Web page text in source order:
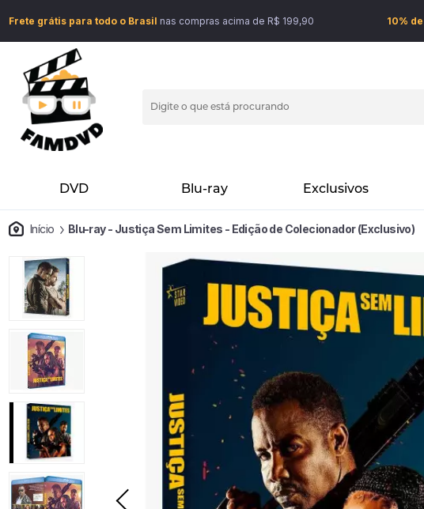
Frete grátis para todo o Brasil nas compras acima de R$ 199,90 10%
DVD Blu-ray Exclusivos
Início Blu-ray - Justiça Sem Limites - Edição de Colecionador (Exclusivo)